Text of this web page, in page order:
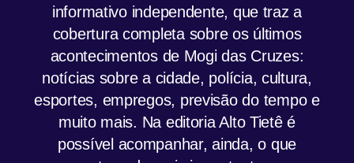
informativo independente, que traz a
cobertura completa sobre os últimos
acontecimentos de Mogi das Cruzes:
notícias sobre a cidade, polícia, cultura,
esportes, empregos, previsão do tempo e
muito mais. Na editoria Alto Tietê é
possível acompanhar, ainda, o que